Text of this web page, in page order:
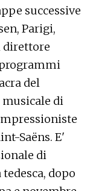
successive
Parigi,
direttore
del
di
Saëns. E'
di
dopo